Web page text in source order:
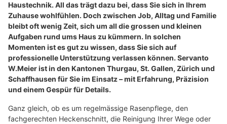
Haustechnik. All das trägt dazu bei, dass Sie sich in Ihrem
Zuhause wohlfühlen. Doch zwischen Job, Alltag und Familie
bleibt oft wenig Zeit, sich um all die grossen und kleinen
Aufgaben rund ums Haus zu kümmern. In solchen
Momenten ist es gut zu wissen, dass Sie sich auf
professionelle Unterstützung verlassen können. Servanto
W.Meier ist in den Kantonen Thurgau, St. Gallen, Zürich und
Schaffhausen für Sie im Einsatz – mit Erfahrung, Präzision
und einem Gespür für Details.
Ganz gleich, ob es um regelmässige Rasenpflege, den
fachgerechten Heckenschnitt, die Reinigung Ihrer Wege oder